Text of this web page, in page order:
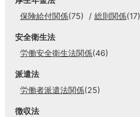
保険給付関係(75) 総則関係(17)
安全衛生法
労働安全衛生法関係(46)
派遣法
労働者派遣法関係(25)
徴収法